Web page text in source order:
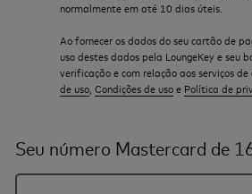
normalmente em até 10 dias úteis.
Ao fornecer os dados do seu cartão de
uso destes dados pela LoungeKey e seu
verificação e com relação aos serviços de
de uso Condições de usoe Política de
Seu número Mastercard de